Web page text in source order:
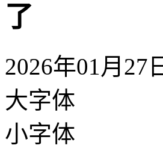
了
2026年01月
大字体
小字体